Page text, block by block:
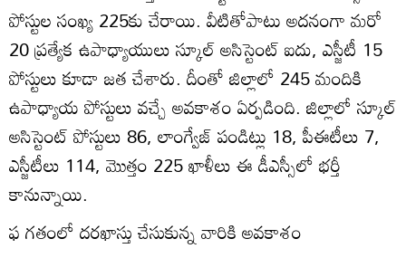
పోస్టుల సంఖ్య 225కు చేరాయి. వీటితోపాటు అదనంగా మరో
20 ప్రత్యేక ఉపాధ్యాయులు స్కూల్‌ అసిస్టెంట్‌ ఐదు, ఎస్జీటీ 15
పోస్టులు కూడా జత చేశారు. దీంతో జిల్లాలో 245 మందికి
ఉపాధ్యాయ పోస్టులు వచ్చే అవకాశం ఏర్పడింది. జిల్లాలో స్కూల్‌
అసిస్టెంట్‌ పోస్టులు 86, లాంగ్వేజ్‌ పండిట్లు 18, పీఈటీలు 7,
ఎస్జీటీలు 114, మొత్తం 225 ఖాళీలు ఈ డీఎస్సీలో భర్తీ
కానున్నాయి.
ఫ గతంలో దరఖాస్తు చేసుకున్న వారికి అవకాశం